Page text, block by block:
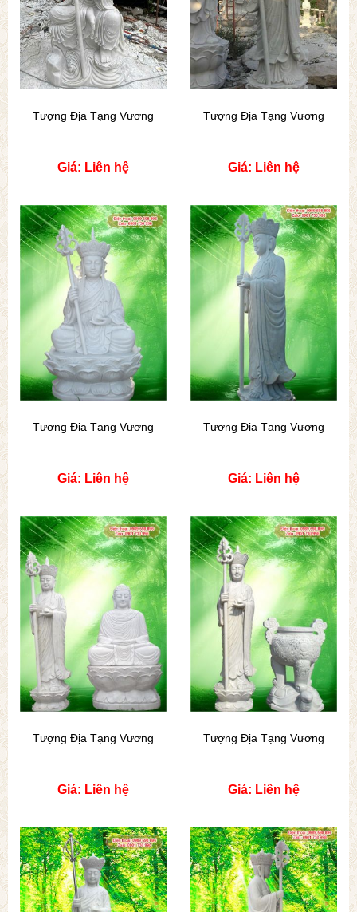
Tượng Địa Tạng Vương
Giá: Liên hệ
Tượng Địa Tạng Vương
Giá: Liên hệ
Tượng Địa Tạng Vương
Giá: Liên hệ
Tượng Địa Tạng Vương
Giá: Liên hệ
Tượng Địa Tạng Vương
Giá: Liên hệ
Tượng Địa Tạng Vương
Giá: Liên hệ